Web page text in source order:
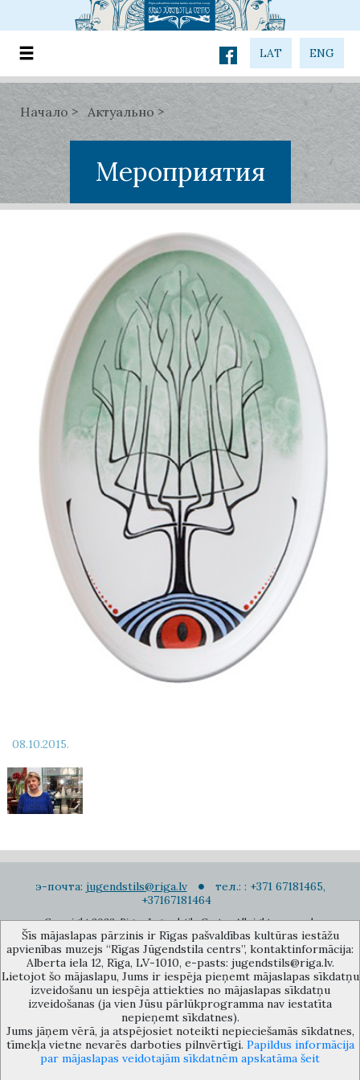
LAT ENG
Начало Актуально
Мероприятия
08.10.2015.
э-почта: jugendstils@riga.lv
тел.: : +371 67181465,
+37167181464
Copyright 2022. Rigas Jugendstila Centrs. All right reserved.
Подписаться на новости
Музей объединения культурных учереждений Рижского
самоуправления «Рижский центр югендстиля», улица Альберта 12,
Рига, LV 1010, Латвия (дверной код: 12), jugendstils@riga.lv
Šīs mājaslapas pārzinis ir Rīgas pašvaldības kultūras iestāžu
apvienības muzejs “Rīgas Jūgendstila centrs”, kontaktinformācija:
Alberta iela 12, Rīga, LV-1010, e-pasts: jugendstils@riga.lv.
Lietojot šo mājaslapu, Jums ir iespēja pieņemt mājaslapas sīkdatņu
izveidošanu un iespēja attiekties no mājaslapas sīkdatņu
izveidošanas (ja vien Jūsu pārlūkprogramma nav iestatīta
nepieņemt sīkdatnes).
Jums jāņem vērā, ja atspējosiet noteikti nepieciešamās sīkdatnes,
tīmekļa vietne nevarēs darboties pilnvērtīgi. Papildus informācija
par mājaslapas veidotajām sīkdatnēm apskatāma šeit